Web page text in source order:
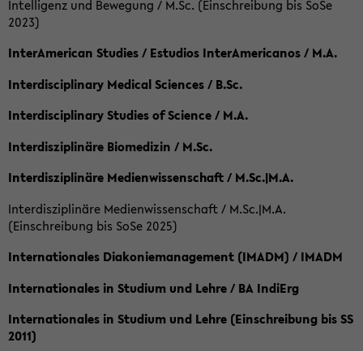
Intelligenz und Bewegung / M.Sc. (Einschreibung bis SoSe
2023)
InterAmerican Studies / Estudios InterAmericanos / M.A.
Interdisciplinary Medical Sciences / B.Sc.
Interdisciplinary Studies of Science / M.A.
Interdisziplinäre Biomedizin / M.Sc.
Interdisziplinäre Medienwissenschaft / M.Sc.|M.A.
Interdisziplinäre Medienwissenschaft / M.Sc.|M.A.
(Einschreibung bis SoSe 2025)
Internationales Diakoniemanagement (IMADM) / IMADM
Internationales in Studium und Lehre / BA IndiErg
Internationales in Studium und Lehre (Einschreibung bis SS
2011)